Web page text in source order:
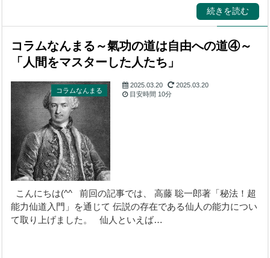
続きを読む
コラムなんまる～氣功の道は自由への道④～
「人間をマスターした人たち」
コラムなんまる
2025.03.20
2025.03.20
目安時間 10分
こんにちは(^^ 前回の記事では、 高藤 聡一郎著「秘法！超
能力仙道入門」を通じて 伝説の存在である仙人の能力につい
て取り上げました。 仙人といえば…